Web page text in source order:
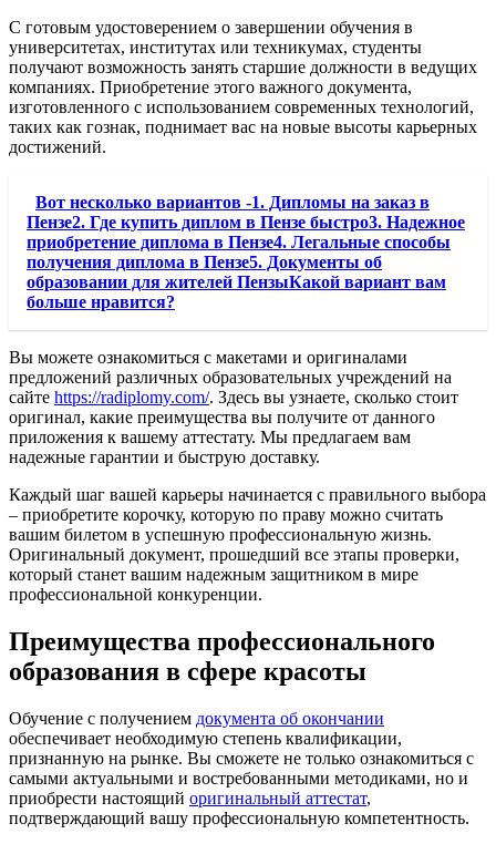
С готовым удостоверением о завершении обучения в
университетах, институтах или техникумах, студенты
получают возможность занять старшие должности в ведущих
компаниях. Приобретение этого важного документа,
изготовленного с использованием современных технологий,
таких как гознак, поднимает вас на новые высоты карьерных
достижений.
Вот несколько вариантов -1. Дипломы на заказ в
Пензе2. Где купить диплом в Пензе быстро3. Надежное
приобретение диплома в Пензе4. Легальные способы
получения диплома в Пензе5. Документы об
образовании для жителей ПензыКакой вариант вам
больше нравится?
Вы можете ознакомиться с макетами и оригиналами
предложений различных образовательных учреждений на
сайте https://radiplomy.com/. Здесь вы узнаете, сколько стоит
оригинал, какие преимущества вы получите от данного
приложения к вашему аттестату. Мы предлагаем вам
надежные гарантии и быструю доставку.
Каждый шаг вашей карьеры начинается с правильного выбора
– приобретите корочку, которую по праву можно считать
вашим билетом в успешную профессиональную жизнь.
Оригинальный документ, прошедший все этапы проверки,
который станет вашим надежным защитником в мире
профессиональной конкуренции.
Преимущества профессионального
образования в сфере красоты
Обучение с получением документа об окончании
обеспечивает необходимую степень квалификации,
признанную на рынке. Вы сможете не только ознакомиться с
самыми актуальными и востребованными методиками, но и
приобрести настоящий оригинальный аттестат,
подтверждающий вашу профессиональную компетентность.